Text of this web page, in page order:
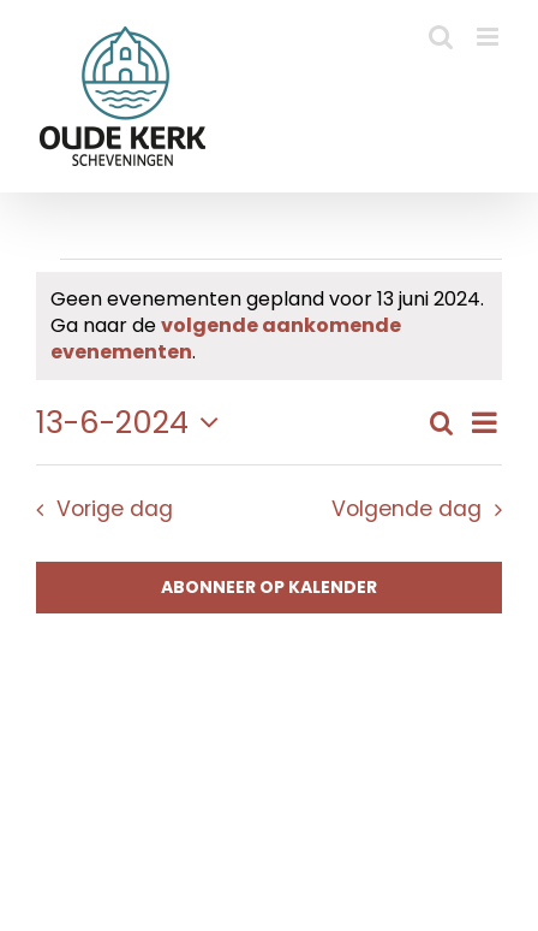
Evenementen
in
13
juni
2024
Bericht
Geen evenementen gepland voor 13 juni 2024.
Ga naar devolgende aankomende
evenementen.
en
Zoeken
Dag
13-6-2024
Selecteer
datum.
Vorige dag Volgende dag
ABONNEER OP KALENDER